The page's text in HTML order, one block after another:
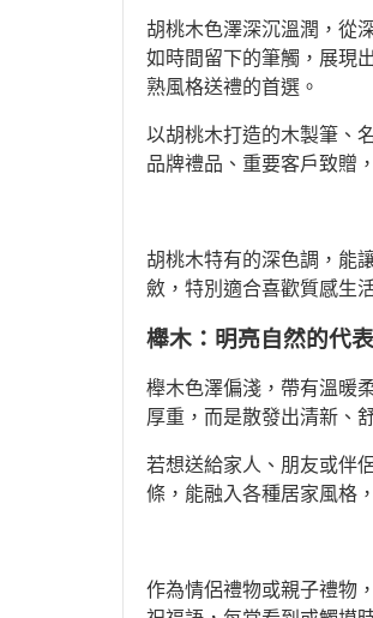
胡桃木色澤深沉溫潤，從
如時間留下的筆觸，展現
熟風格送禮的首選。
以胡桃木打造的木製筆、
品牌禮品、重要客戶致贈
胡桃木特有的深色調，能
斂，特別適合喜歡質感生
櫸木：明亮自然的代表
櫸木色澤偏淺，帶有溫暖
厚重，而是散發出清新、
若想送給家人、朋友或伴
條，能融入各種居家風格
作為情侶禮物或親子禮物